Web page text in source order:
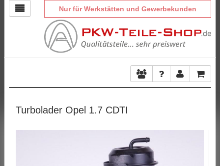
Nur für Werkstätten und Gewerbekunden
Turbolader Opel 1.7 CDTI